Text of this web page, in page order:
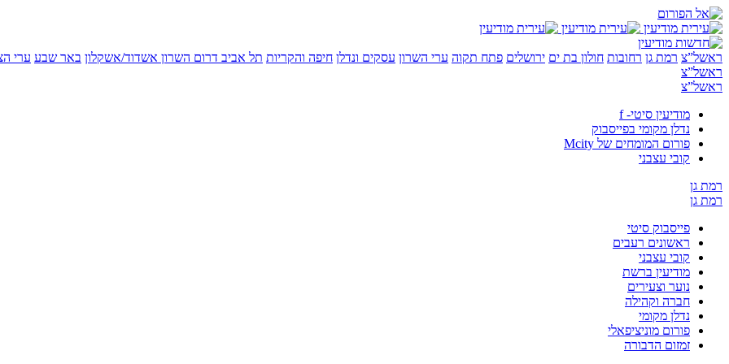
ראשל”צ רמת גן רחובות חולון בת ים ירושלים פתח תקוה ערי השרון עסקים ונדלן חיפה והקריות תל אביב דרום השרון אשדוד/אשקלון באר שבע ערי
ראשל”צ
ראשל”צ
מודיעין סיטי- f
נדלן מקומי בפייסבוק
פורום המומחים של Mcity
קובי עצבני
רמת גן
רמת גן
פייסבוק סיטי
ראשונים רעבים
קובי עצבני
מודיעין ברשת
נוער וצעירים
חברה וקהילה
נדלן מקומי
פורום מוניציפאלי
זמזום הדבורה